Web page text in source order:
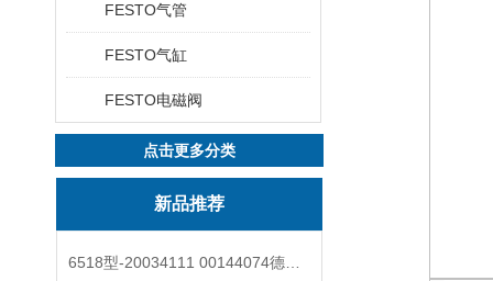
FESTO气管
FESTO气缸
FESTO电磁阀
点击更多分类
新品推荐